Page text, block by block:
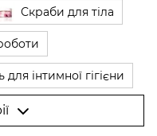
Скраби для тіла
для інтимної гігієни